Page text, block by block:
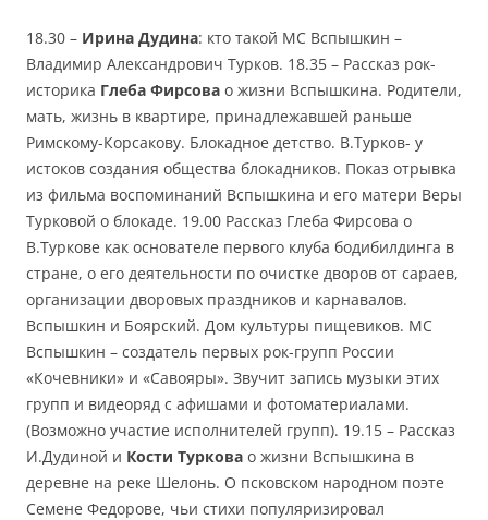
18.30 – Ирина Дудина: кто такой МС Вспышкин –
Владимир Александрович Турков. 18.35 – Рассказ рок-
историка Глеба Фирсова о жизни Вспышкина. Родители,
мать, жизнь в квартире, принадлежавшей раньше
Римскому-Корсакову. Блокадное детство. В.Турков- у
истоков создания общества блокадников. Показ отрывка
из фильма воспоминаний Вспышкина и его матери Веры
Турковой о блокаде. 19.00 Рассказ Глеба Фирсова о
В.Туркове как основателе первого клуба бодибилдинга в
стране, о его деятельности по очистке дворов от сараев,
организации дворовых праздников и карнавалов.
Вспышкин и Боярский. Дом культуры пищевиков. МС
Вспышкин – создатель первых рок-групп России
«Кочевники» и «Савояры». Звучит запись музыки этих
групп и видеоряд с афишами и фотоматериалами.
(Возможно участие исполнителей групп). 19.15 – Рассказ
И.Дудиной и Кости Туркова о жизни Вспышкина в
деревне на реке Шелонь. О псковском народном поэте
Семене Федорове, чьи стихи популяризировал